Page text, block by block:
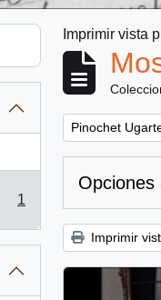
1
Imprimir vista
Remove filter:
Pinochet
Opciones
Imprimir